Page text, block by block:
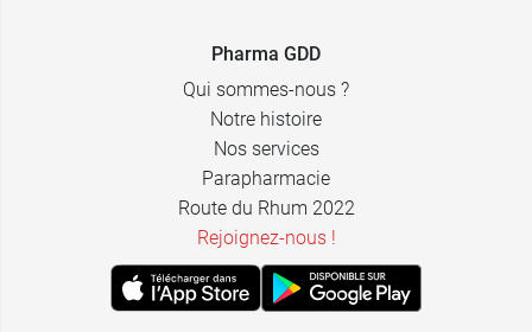
Pharma GDD
Qui sommes-nous ?
Notre histoire
Nos services
Parapharmacie
Route du Rhum 2022
Rejoignez-nous !